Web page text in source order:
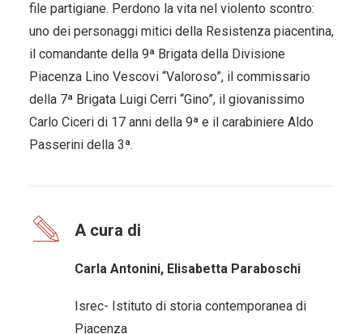
file partigiane. Perdono la vita nel violento scontro:
uno dei personaggi mitici della Resistenza piacentina,
il comandante della 9ª Brigata della Divisione
Piacenza Lino Vescovi “Valoroso”, il commissario
della 7ª Brigata Luigi Cerri “Gino”, il giovanissimo
Carlo Ciceri di 17 anni della 9ª e il carabiniere Aldo
Passerini della 3ª.
A cura di
Carla Antonini, Elisabetta Paraboschi
Isrec- Istituto di storia contemporanea di
Piacenza